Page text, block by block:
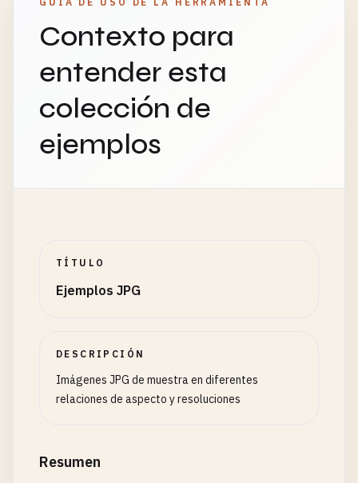
Contexto para
entender esta
colección de
ejemplos
TÍTULO
Ejemplos JPG
DESCRIPCIÓN
Imágenes JPG de muestra en diferentes
relaciones de aspecto y resoluciones
Resumen